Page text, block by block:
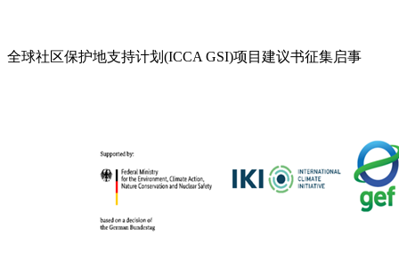
全球社区保护地支持计划(ICCA GSI)项目建议书征集启事